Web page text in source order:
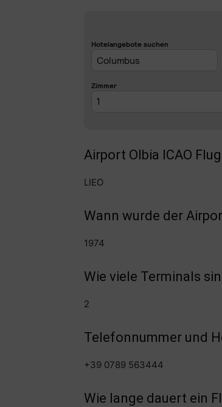
Airport Olbia ICAO
LIEO
Wann wurde der
1974
Wie viele Terminals
2
Telefonnummer und
+39 0789 563444
Wie lange dauert ein